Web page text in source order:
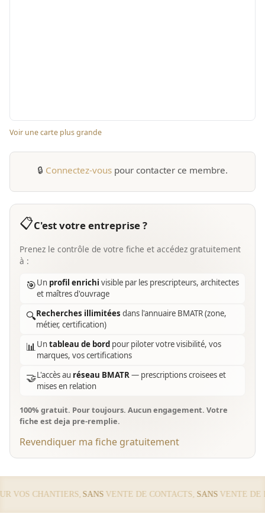
Voir une carte plus grande
🔒 Connectez-vous pour contacter ce membre.
📋C'est votre entreprise ?
Prenez le contrôle de votre fiche et accédez gratuitement
à :
🎯Un profil enrichi visible par les prescripteurs, architectes
et maîtres d'ouvrage
🔍Recherches illimitées dans l'annuaire BMATR (zone,
métier, certification)
📊Untableau de bord pour piloter votre visibilité, vos
marques, vos certifications
🤝L'accès au réseau BMATR— prescriptions croisees et
mises en relation
100% gratuit. Pour toujours. Aucun engagement. Votre
fiche est deja pre-remplie.
Revendiquer ma fiche gratuitement
VOS CHANTIERS,SANSVENTE DE CONTACTS, SANSVENTE DE